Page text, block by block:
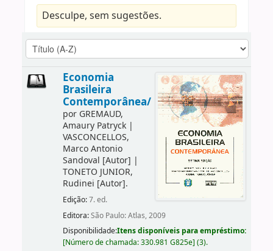
Desculpe, sem sugestões.
Economia
Brasileira
Contemporânea/
por GREMAUD,
Amaury Patryck|
VASCONCELLOS,
Marco Antonio
Sandoval [Autor] |
TONETO JUNIOR,
Rudinei [Autor].
Edição:7. ed.
Editora:São Paulo: Atlas, 2009
Disponibilidade:Itens disponíveis para empréstimo:
[Número de chamada:330.981 G825e] (3).